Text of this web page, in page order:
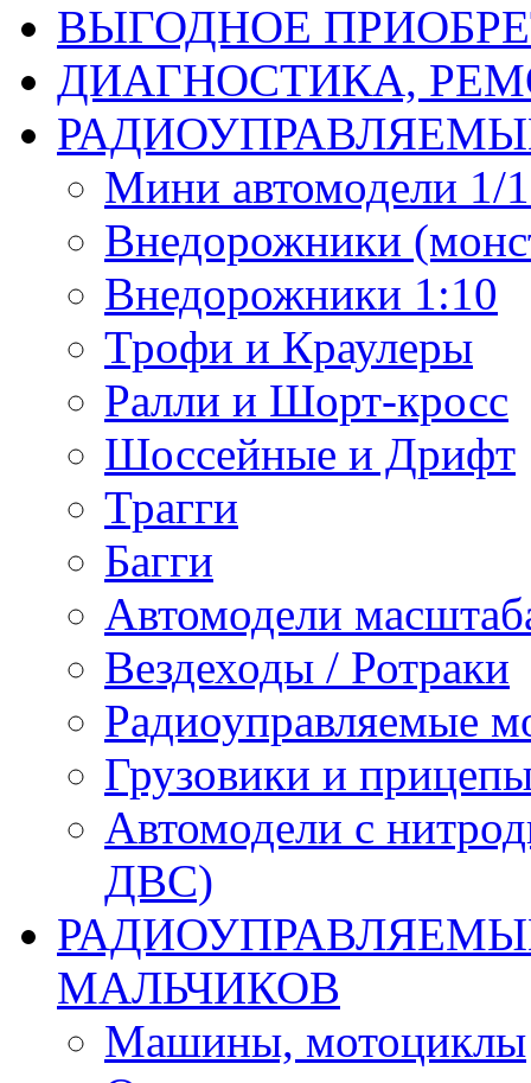
ВЫГОДНОЕ
ДИАГНОСТИКА,
Мини автомодели 1/
Внедорожники
Внедорожники 1:10
Трофи и Краулеры
Ралли и Шорт-кросс
Шоссейные и Дрифт
Трагги
Багги
Автомодели
Вездеходы / Ротраки
Радиоуправляемые
Грузовики и
Автомодели с
ДВС)
МАЛЬЧИКОВ
Машины, мотоциклы